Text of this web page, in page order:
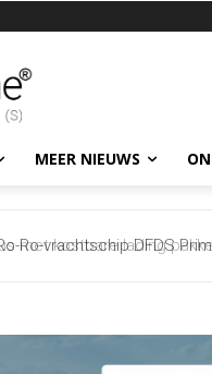
MEER NIEUWS
Ro-vrachtschip DFDS